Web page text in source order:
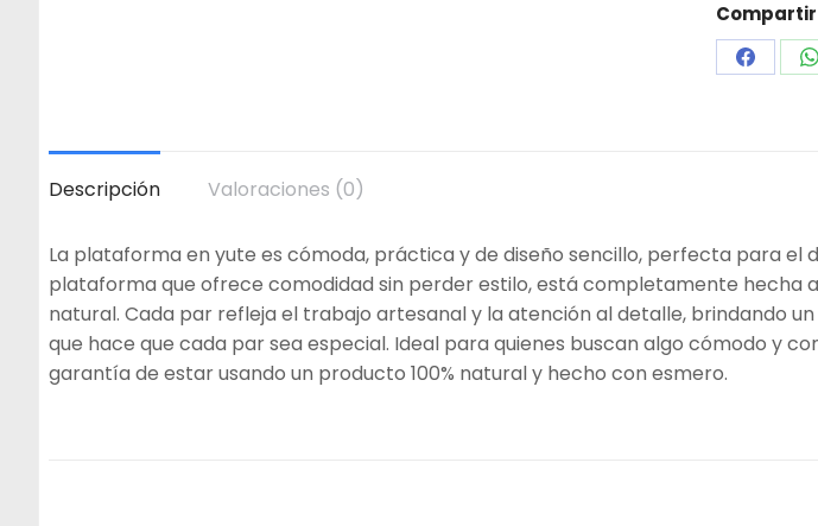
Share
Descripción
Valoraciones (0)
La plataforma en yute es cómoda, práctica y de diseño sencillo, perfecta para el
plataforma que ofrece comodidad sin perder estilo, está completamente hecha
natural. Cada par refleja el trabajo artesanal y la atención al detalle, brindando
que hace que cada par sea especial. Ideal para quienes buscan algo cómodo y
garantía de estar usando un producto 100% natural y hecho con esmero.